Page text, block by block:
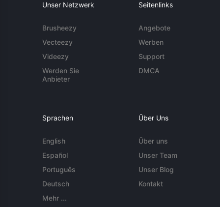
Unser Netzwerk
Brusheezy
Vecteezy
Videezy
Werden Sie
Anbieter
Seitenlinks
Angebote
Werben
Support
DMCA
Sprachen
English
Español
Português
Deutsch
Mehr ...
Über Uns
Über uns
Unser Team
Unser Blog
Kontakt